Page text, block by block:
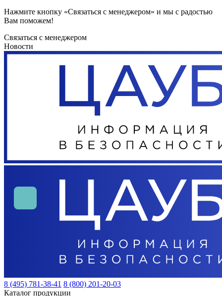
Нажмите кнопку «Связаться с менеджером» и мы с радостью
Вам поможем!
Связаться с менеджером
Новости
8 (495) 781-38-41 8 (800) 201-20-03
Каталог продукции